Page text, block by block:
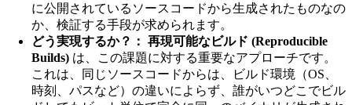
に公開されているソースコードから生成されたものなの
か、検証する手段が求められます。
どう実現するか？： 再現可能なビルド (Reproducible
Builds) は、この課題に対する重要なアプローチです。
これは、同じソースコードからは、ビルド環境（OS、
時刻、パスなど）の違いによらず、誰がいつどこでビル